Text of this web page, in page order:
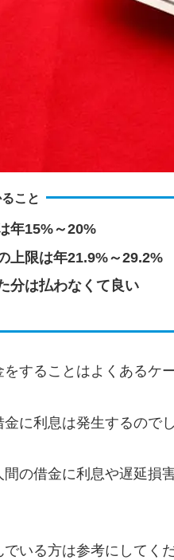
こと
年15%～20%
上限は年21.9%～29.2%
分は払わなくて良い
することはよくあるケ
に利息は発生するので
間の借金に利息や遅延損
いる方は参考にしてく